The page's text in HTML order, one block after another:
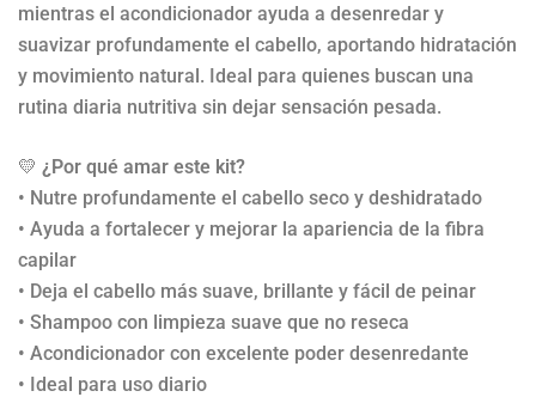
mientras el acondicionador ayuda a desenredar y
suavizar profundamente el cabello, aportando hidratación
y movimiento natural. Ideal para quienes buscan una
rutina diaria nutritiva sin dejar sensación pesada.
💛 ¿Por qué amar este kit?
• Nutre profundamente el cabello seco y deshidratado
• Ayuda a fortalecer y mejorar la apariencia de la fibra
capilar
• Deja el cabello más suave, brillante y fácil de peinar
• Shampoo con limpieza suave que no reseca
• Acondicionador con excelente poder desenredante
• Ideal para uso diario